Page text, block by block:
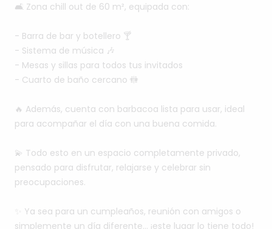
🛋️ Zona chill out de 60 m², equipada con:
- Barra de bar y botellero 🍸
- Sistema de música 🎶
- Mesas y sillas para todos tus invitados
- Cuarto de baño cercano 🚻
🔥 Además, cuenta con barbacoa lista para usar, ideal
para acompañar el día con una buena comida.
💫 Todo esto en un espacio completamente privado,
pensado para disfrutar, relajarse y celebrar sin
preocupaciones.
Ya sea para un cumpleaños, reunión con amigos o
simplemente un día diferente… ¡este lugar lo tiene todo!